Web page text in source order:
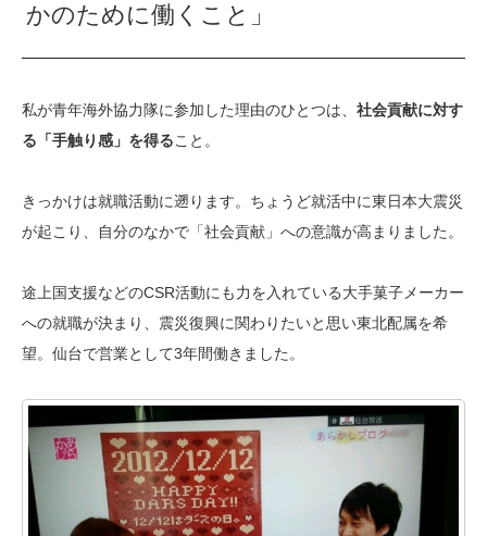
かのために働くこと」
私が青年海外協力隊に参加した理由のひとつは、 社会貢献に対す
る「手触り感」を得ること。
きっかけは就職活動に遡ります。ちょうど就活中に東日本大震災
が起こり、自分のなかで「社会貢献」への意識が高まりました。
途上国支援などのCSR活動にも力を入れている大手菓子メーカー
への就職が決まり、震災復興に関わりたいと思い東北配属を希
望。仙台で営業として3年間働きました。